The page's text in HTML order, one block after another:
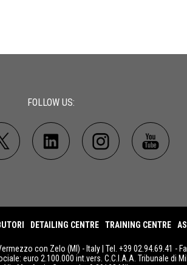
FOLLOW US:
DETAILING CENTRE TRAINING CENTRE
con Zelo (MI) - Italy | Tel. +39 02.94.69.41 -
euro 2.100.000 int.vers. C.C.I.A.A. Tribunale di